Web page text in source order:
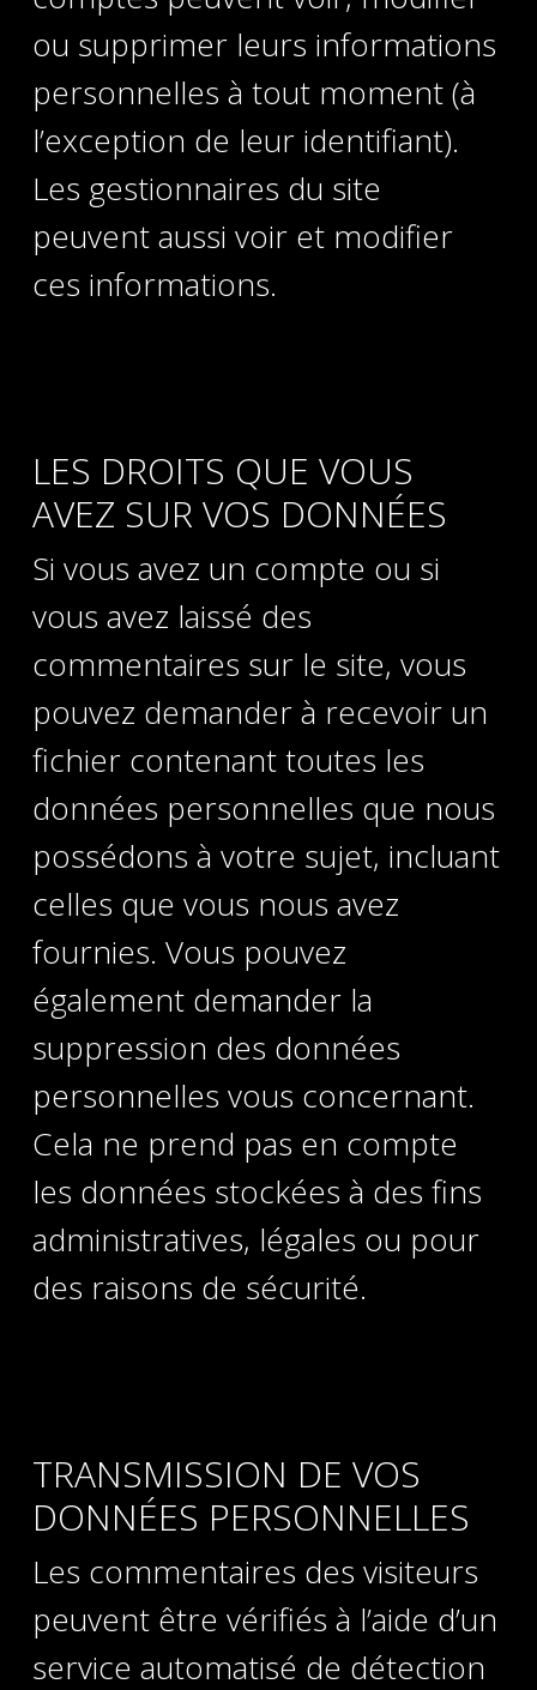
ou supprimer leurs informations
personnelles à tout moment (à
l’exception de leur identifiant).
Les gestionnaires du site
peuvent aussi voir et modifier
ces informations.
LES DROITS QUE VOUS
AVEZ SUR VOS DONNÉES
Si vous avez un compte ou si
vous avez laissé des
commentaires sur le site, vous
pouvez demander à recevoir un
fichier contenant toutes les
données personnelles que nous
possédons à votre sujet, incluant
celles que vous nous avez
fournies. Vous pouvez
également demander la
suppression des données
personnelles vous concernant.
Cela ne prend pas en compte
les données stockées à des fins
administratives, légales ou pour
des raisons de sécurité.
TRANSMISSION DE VOS
DONNÉES PERSONNELLES
Les commentaires des visiteurs
peuvent être vérifiés à l’aide d’un
service automatisé de détection